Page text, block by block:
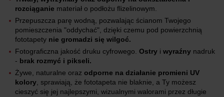
rozciąganie materiał o podłożu flizelinowym.
Przepuszcza parę wodną, pozwalając ścianom Twojego
pomieszczenia "oddychać", dzięki czemu pod powierzchnią
fototapety nie gromadzi się wilgoć.
Fotograficzna jakość druku cyfrowego. Ostry i wyraźny nadruk
- brak rozmyć i pikseli.
Żywe, naturalne oraz odporne na działanie promieni UV
kolory , sprawiają, że fototapeta nie blaknie, a Ty możesz
cieszyć się jej najlepszymi, wizualnymi walorami przez długie